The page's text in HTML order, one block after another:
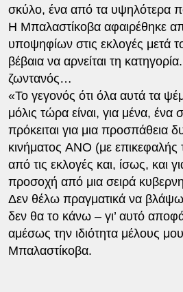
σκύλο, ένα από τα υψηλότερα
Η Μπαλαστίκοβα αφαιρέθηκε
υποψηφίων στις εκλογές μετά
βέβαια να αρνείται τη
ζωντανός…
«Το γεγονός ότι όλα αυτά τα
μόλις τώρα είναι, για μένα, ένα
πρόκειται για μια προσπάθεια
κινήματος ANO (με
από τις εκλογές και, ίσως, και
προσοχή από μια σειρά
Δεν θέλω πραγματικά να βλάψω
δεν θα το κάνω – γι’ αυτό
αμέσως την ιδιότητα μέλους
Μπαλαστίκοβα.